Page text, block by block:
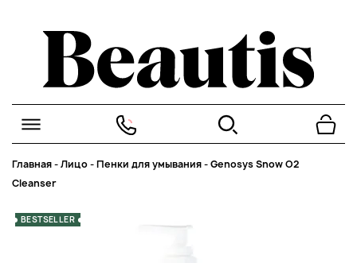
Главная-Лицо-Пенки для умывания-Genosys Snow O2
Cleanser
BESTSELLER